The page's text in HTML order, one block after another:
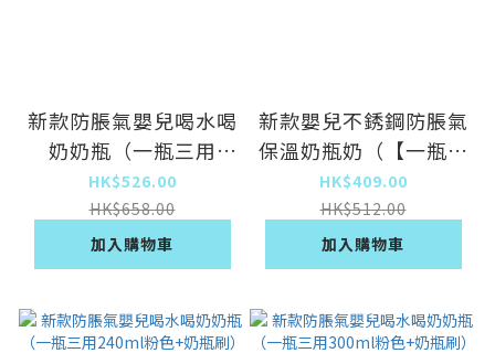
新款防脹氣嬰兒喝水喝
奶奶瓶（一瓶三用
300ml綠色+奶瓶刷）
HK$526.00
HK$658.00
加入購物車
新款嬰兒不銹鋼防脹氣
保溫奶瓶奶（【一瓶三
用】慕斯藍300ml【5
件套】）
HK$409.00
HK$512.00
加入購物車